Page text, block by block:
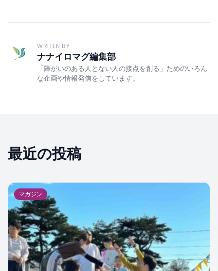
WRITEN BY
ナナイロマグ編集部
「障がいのある人とない人の接点を創る」ためのいろん
な企画や情報発信をしています。
最近の投稿
マガジン